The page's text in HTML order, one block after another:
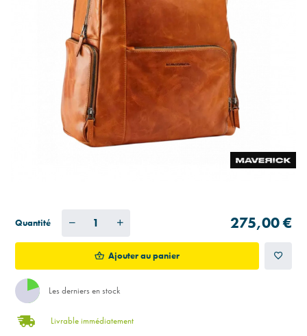
Quantité 275,00 €
Ajouter au panier
Les derniers en stock
Livrable immédiatement